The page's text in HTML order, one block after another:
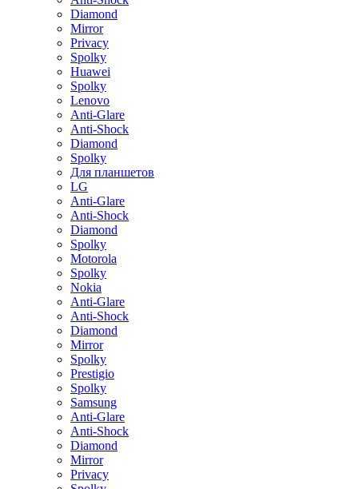
Diamond
Mirror
Privacy
Spolky
Huawei
Spolky
Lenovo
Anti-Glare
Anti-Shock
Diamond
Spolky
Для планшетов
LG
Anti-Glare
Anti-Shock
Diamond
Spolky
Motorola
Spolky
Nokia
Anti-Glare
Anti-Shock
Diamond
Mirror
Spolky
Prestigio
Spolky
Samsung
Anti-Glare
Anti-Shock
Diamond
Mirror
Privacy